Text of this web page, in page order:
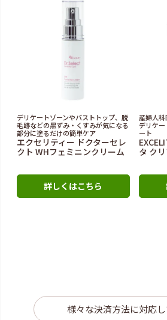
デリケートゾーンやバストトップ、脱
毛跡などの黒ずみ・くすみが気になる
部分に塗るだけの簡単ケア
エクセリティー ドクターセレ
クト WHフェミニンクリーム
詳しくはこちら
産婦人
デリケ
ート
タ ク
様々な決済方法に対応